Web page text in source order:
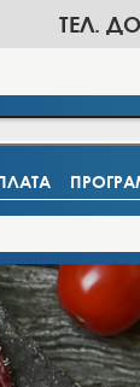
ТЕЛ.